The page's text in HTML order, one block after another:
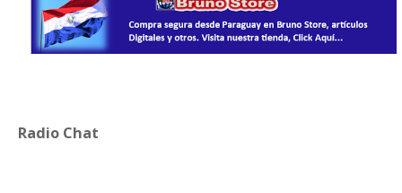
Radio Chat